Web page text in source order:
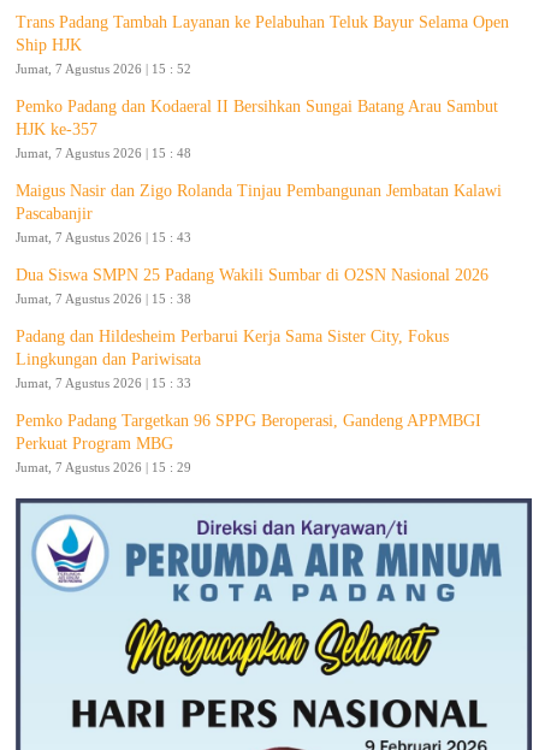
Trans Padang Tambah Layanan ke Pelabuhan Teluk Bayur Selama Open
Ship HJK
Jumat, 7 Agustus 2026 | 15 : 52
Pemko Padang dan Kodaeral II Bersihkan Sungai Batang Arau Sambut
HJK ke-357
Jumat, 7 Agustus 2026 | 15 : 48
Maigus Nasir dan Zigo Rolanda Tinjau Pembangunan Jembatan Kalawi
Pascabanjir
Jumat, 7 Agustus 2026 | 15 : 43
Dua Siswa SMPN 25 Padang Wakili Sumbar di O2SN Nasional 2026
Jumat, 7 Agustus 2026 | 15 : 38
Padang dan Hildesheim Perbarui Kerja Sama Sister City, Fokus
Lingkungan dan Pariwisata
Jumat, 7 Agustus 2026 | 15 : 33
Pemko Padang Targetkan 96 SPPG Beroperasi, Gandeng APPMBGI
Perkuat Program MBG
Jumat, 7 Agustus 2026 | 15 : 29